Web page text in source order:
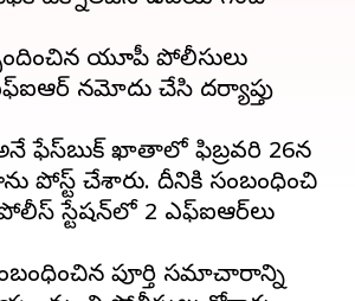
యూపీ పోలీసులు
నమోదు చేసి దర్యాప్తు
ఫేస్‌బుక్ ఖాతాలో ఫిబ్రవరి 26న
పోస్ట్ చేశారు. దీనికి సంబంధించి
స్టేషన్‌లో 2 ఎఫ్‌ఐఆర్‌లు
పూర్తి సమాచారాన్ని